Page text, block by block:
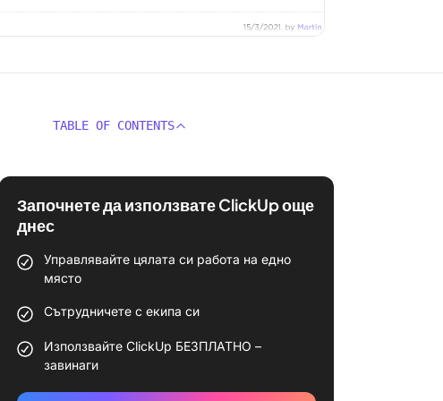
TABLE OF CONTENTS
Започнете да използвате ClickUp още
днес
Управлявайте цялата си работа на едно
място
Сътрудничете с екипа си
Използвайте ClickUp БЕЗПЛАТНО –
завинаги